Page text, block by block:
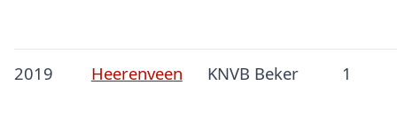
2019 Heerenveen KNVB Beker 1